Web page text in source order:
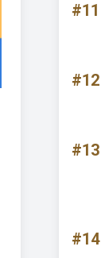
#11
#12
#13
#14